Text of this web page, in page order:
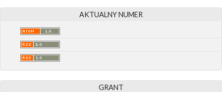
AKTUALNY NUMER
GRANT